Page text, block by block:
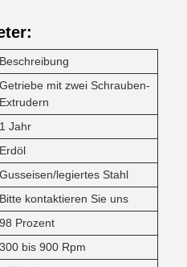
Beschreibung
Getriebe mit zwei Schrauben-
Extrudern
1 Jahr
Erdöl
Gusseisen/legiertes Stahl
Bitte kontaktieren Sie uns
98 Prozent
300 bis 900 Rpm